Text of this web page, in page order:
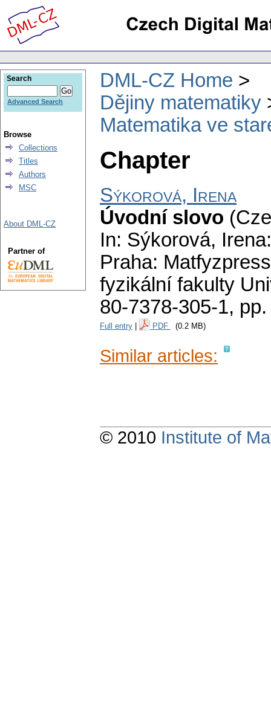
DML-CZ Home
Dějiny matematiky
Matematika ve
Chapter
Sýkorová, Irena
Úvodní slovo
In: Sýkorová,
Praha:
fyzikální fakulty
80-7378-305-1,
Full entry PDF (0.2 MB)
Similar articles:
Search
Advanced Search
Browse
Collections
Titles
Authors
MSC
About DML-CZ
Partner of
© 2010 Institute of